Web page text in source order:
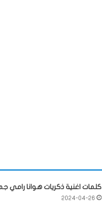
كلمات اغنية ذكريات هوانا رامي
2024-04-26